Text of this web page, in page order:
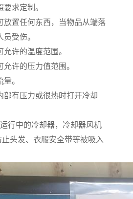
要求定制。
放置任何东西，当物品从端落
受伤。
许的温度范围。
许的压力值范围。
。
部有压力或很热时打开冷却
行中的冷却器，冷却器风机
头发、衣服安全带等被吸入